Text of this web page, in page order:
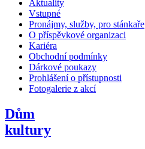
Aktuality
Vstupné
Pronájmy, služby, pro stánkaře
O příspěvkové organizaci
Kariéra
Obchodní podmínky
Dárkové poukazy
Prohlášení o přístupnosti
Fotogalerie z akcí
Dům
kultury